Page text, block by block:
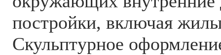
постройки, включая
Скульптурное